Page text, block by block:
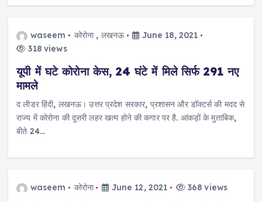
waseem कोरोना, लखनऊ
June 18, 2021
318 views
यूपी में घटे कोरोना केस, 24 घंटे में मिले सिर्फ 291 नए
मामले
द लीडर हिंदी, लखनऊ। उत्तर प्रदेश सरकार, प्रशासन और डॉक्टर्स की मदद से
राज्य में कोरोना की दूसरी लहर खत्म होने की कगार पर है. आंकड़ों के मुताबिक,
बीते 24…
waseem कोरोना June 12, 2021 368 views